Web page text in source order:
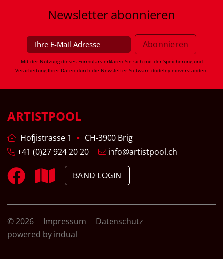
Newsletter abonnieren
Mit der Nutzung dieses Formulars erklären Sie sich mit der Speicherung und
Verarbeitung Ihrer Daten durch die Newsletter-Software dodeley einverstanden.
ARTISTPOOL
Hofjistrasse 1
CH-3900 Brig
+41 (0)27 924 20 20
info@artistpool.ch
BAND LOGIN
© 2026 Impressum
Datenschutz
powered by indual